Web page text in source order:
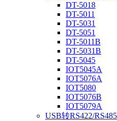
DT-5018
DT-5011
DT-5031
DT-5051
DT-5011B
DT-5031B
DT-5045
IOT5045A
IOT5076A
IOT5080
IOT5076B
IOT5079A
USB转RS422/